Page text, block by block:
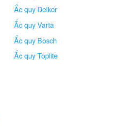
Ắc quy Delkor
Ắc quy Varta
Ắc quy Bosch
Ắc quy Toplite